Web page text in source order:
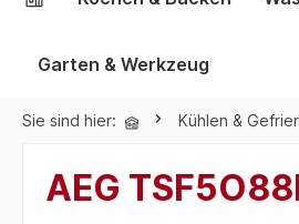
Garten & Werkzeug
Sie sind hier: Kühlen &
AEG